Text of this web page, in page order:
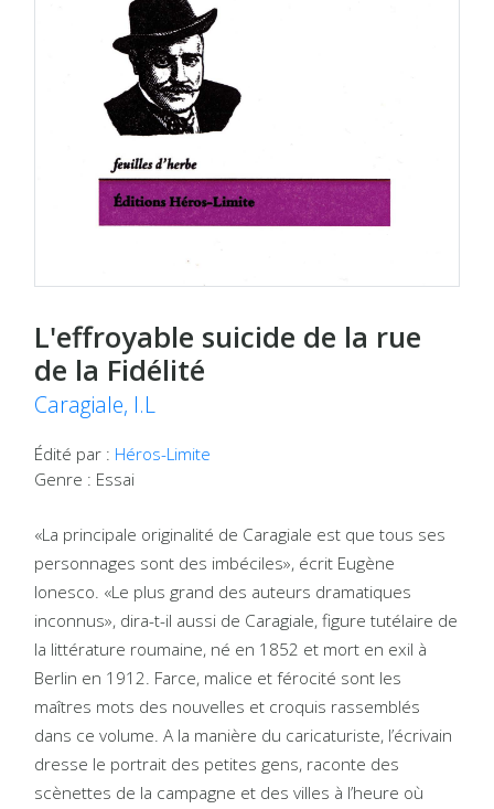
L'effroyable suicide de la rue
de la Fidélité
Caragiale, I.L
Édité par : Héros-Limite
Genre : Essai
«La principale originalité de Caragiale est que tous ses
personnages sont des imbéciles», écrit Eugène
Ionesco. «Le plus grand des auteurs dramatiques
inconnus», dira-t-il aussi de Caragiale, figure tutélaire de
la littérature roumaine, né en 1852 et mort en exil à
Berlin en 1912. Farce, malice et férocité sont les
maîtres mots des nouvelles et croquis rassemblés
dans ce volume. A la manière du caricaturiste, l’écrivain
dresse le portrait des petites gens, raconte des
scènettes de la campagne et des villes à l’heure où